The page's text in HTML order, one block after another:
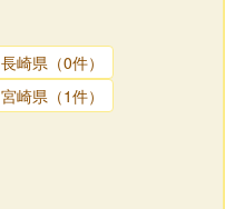
長崎県（0件）
宮崎県（1件）